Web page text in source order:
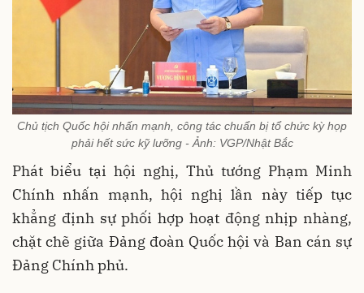
Chủ tịch Quốc hội nhấn mạnh, công tác chuẩn bị tổ chức kỳ họp
phải hết sức kỹ lưỡng - Ảnh: VGP/Nhật Bắc
Phát biểu tại hội nghị, Thủ tướng Phạm Minh
Chính nhấn mạnh, hội nghị lần này tiếp tục
khẳng định sự phối hợp hoạt động nhịp nhàng,
chặt chẽ giữa Đảng đoàn Quốc hội và Ban cán sự
Đảng Chính phủ.